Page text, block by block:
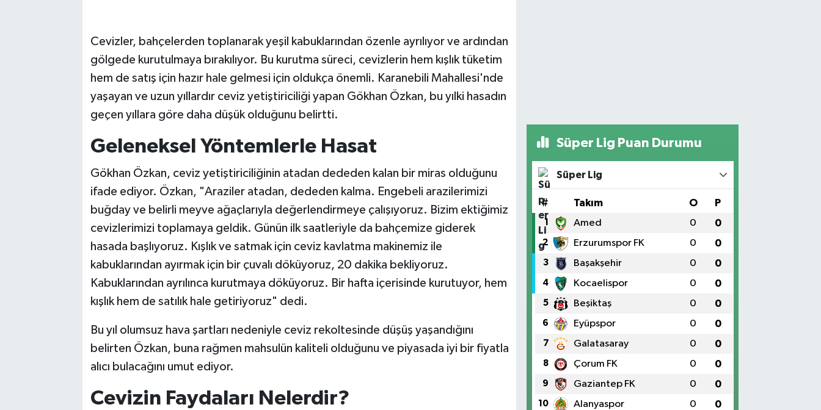
Cevizler, bahçelerden toplanarak yeşil kabuklarından özenle ayrılıyor ve ardından
gölgede kurutulmaya bırakılıyor. Bu kurutma süreci, cevizlerin hem kışlık tüketim
hem de satış için hazır hale gelmesi için oldukça önemli. Karanebili Mahallesi'nde
yaşayan ve uzun yıllardır ceviz yetiştiriciliği yapan Gökhan Özkan, bu yılki hasadın
geçen yıllara göre daha düşük olduğunu belirtti.
Geleneksel Yöntemlerle Hasat
Gökhan Özkan, ceviz yetiştiriciliğinin atadan dededen kalan bir miras olduğunu
ifade ediyor. Özkan, "Araziler atadan, dededen kalma. Engebeli arazilerimizi
buğday ve belirli meyve ağaçlarıyla değerlendirmeye çalışıyoruz. Bizim ektiğimiz
cevizlerimizi toplamaya geldik. Günün ilk saatleriyle da bahçemize giderek
hasada başlıyoruz. Kışlık ve satmak için ceviz kavlatma makinemiz ile
kabuklarından ayırmak için bir çuvalı döküyoruz, 20 dakika bekliyoruz.
Kabuklarından ayrılınca kurutmaya döküyoruz. Bir hafta içerisinde kurutuyor, hem
kışlık hem de satılık hale getiriyoruz" dedi.
Bu yıl olumsuz hava şartları nedeniyle ceviz rekoltesinde düşüş yaşandığını
belirten Özkan, buna rağmen mahsulün kaliteli olduğunu ve piyasada iyi bir fiyatla
alıcı bulacağını umut ediyor.
Cevizin Faydaları Nelerdir?
Süper Lig Puan Durumu
Süper Lig
# Takım O P
1 Amed 0 0
2 Erzurumspor FK 0 0
3 Başakşehir 0 0
4 Kocaelispor 0 0
5 Beşiktaş 0 0
6 Eyüpspor 0 0
7 Galatasaray 0 0
8 Çorum FK 0 0
9 Gaziantep FK 0 0
10 Alanyaspor 0 0